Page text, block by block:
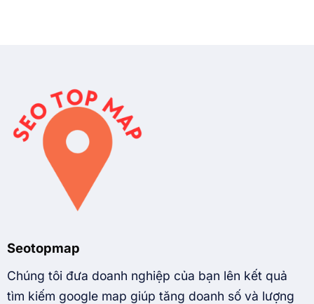
Seotopmap
Chúng tôi đưa doanh nghiệp của bạn lên kết quả
tìm kiếm google map giúp tăng doanh số và lượng